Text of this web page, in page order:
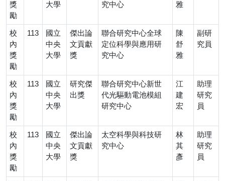
獎
勵
大學
究中心
雅
校
內
獎
勵
113
國立
中央
大學
傑出論
文貢獻
獎
聯合研究中心全球
定位科學與應用研
究中心
陳
舒
雅
副研
究員
校
內
獎
勵
113
國立
中央
大學
研究傑
出獎
聯合研究中心新世
代光驅動電池模組
研究中心
江
建
宏
助理
研究
員
校
內
獎
勵
113
國立
中央
大學
傑出論
文貢獻
獎
太空科學與科技研
究中心
林
其
彥
助理
研究
員